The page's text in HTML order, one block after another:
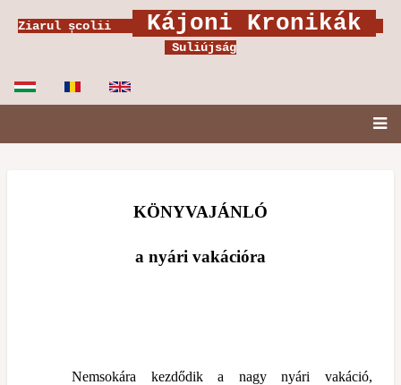
Ziarul școlii Kájoni Kronikák
Suliújság
KÖNYVAJÁNLÓ
a nyári vakációra
Nemsokára kezdődik a nagy nyári vakáció,